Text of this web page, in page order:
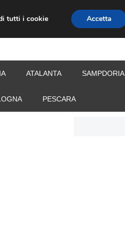
CALCIOMERCATO
ATALANTA SAMPDORIA
PESCARA
tutti i cookie
Accetta